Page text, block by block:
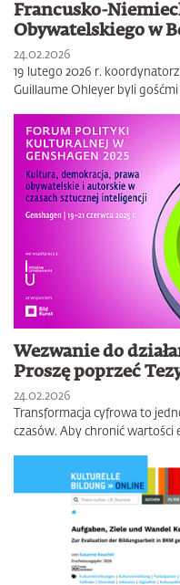
Francusko-
Obywatelskiego w
24.02.2026
19 lutego 2026 r.
Guillaume Ohleyer byli
Wezwanie do
Proszę poprzeć
24.02.2026
Transformacja cyfrowa to
czasów. Aby chronić